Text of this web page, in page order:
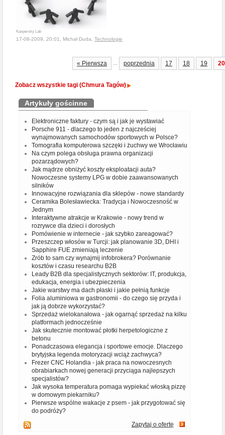
Kaspersky Lab
17-08-2009, 20:01, Michał Duda, Technologie
« Pierwsza ... poprzednia 17 18 19 20
Zobacz wszystkie tagi (Chmura Tagów)
Artykuły gościnne
Elektroniczne faktury - czym są i jak je wystawiać
Porsche 911 - dlaczego to jeden z najcześciej
wynajmowanych samochodów sportowych w Polsce?
Tomografia komputerowa szczęki i żuchwy we Wrocławiu
Na czym polega obsługa prawna organizacji
pozarządowych?
Jak mądrze obniżyć koszty eksploatacji auta?
Nowoczesne systemy LPG w dobie zaawansowanych
silników
Innowacyjne rozwiązania dla sklepów - nowe standardy
Ceramika Bolesławiecka: Tradycja i Nowoczesność w
Jednym
Interaktywne atrakcje w Krakowie - nowy trend w
rozrywce dla dzieci i dorosłych
Pomówienie w internecie - jak szybko zareagować?
Przeszczep włosów w Turcji: jak planowanie 3D, DHI i
Sapphire FUE zmieniają leczenie
Zrób to sam czy wynajmij infobrokera? Porównanie
kosztów i czasu researchu B2B
Leady B2B dla specjalistycznych sektorów: IT, produkcja,
edukacja, energia i ubezpieczenia
Jakie warstwy ma dach płaski i jakie pełnią funkcje
Folia aluminiowa w gastronomii - do czego się przyda i
jak ją dobrze wykorzystać?
Sprzedaż wielokanałowa - jak ogarnąć sprzedaż na kilku
platformach jednocześnie
Jak skutecznie montować płotki herpetologiczne z
betonu
Ponadczasowa elegancja i sportowe emocje. Dlaczego
brytyjska legenda motoryzacji wciąż zachwyca?
Frezer CNC Holandia - jak praca na nowoczesnych
obrabiarkach nowej generacji przyciąga najlepszych
specjalistów?
Jak wysoka temperatura pomaga wypiekać włoską pizzę
w domowym piekarniku?
Pierwsze wspólne wakacje z psem - jak przygotować się
do podróży?
Zapytaj o ofertę